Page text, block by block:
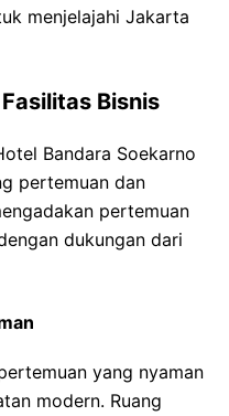
menjelajahi Jakarta
Bisnis
Bandara Soekarno
pertemuan dan
pertemuan
dukungan dari
yang nyaman
modern. Ruang